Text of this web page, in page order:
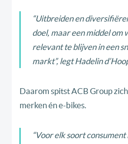
“Uitbreiden en
doel, maar een middel om
relevant te blijven in een
markt”, legt Hadelin
Daarom spitst ACB Group
merken én e-bikes.
“Voor elk soort